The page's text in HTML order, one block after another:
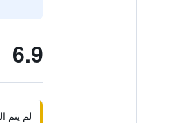
6.9
لم يتم